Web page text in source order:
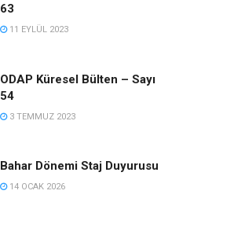
63
11 EYLÜL 2023
ODAP Küresel Bülten – Sayı
54
3 TEMMUZ 2023
Bahar Dönemi Staj Duyurusu
14 OCAK 2026